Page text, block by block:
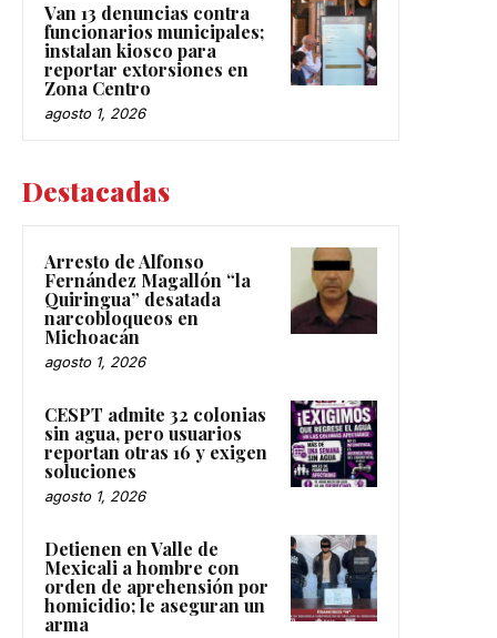
Van 13 denuncias contra
funcionarios municipales;
instalan kiosco para
reportar extorsiones en
Zona Centro
agosto 1, 2026
Destacadas
Arresto de Alfonso
Fernández Magallón “la
Quiringua” desatada
narcobloqueos en
Michoacán
agosto 1, 2026
CESPT admite 32 colonias
sin agua, pero usuarios
reportan otras 16 y exigen
soluciones
agosto 1, 2026
Detienen en Valle de
Mexicali a hombre con
orden de aprehensión por
homicidio; le aseguran un
arma